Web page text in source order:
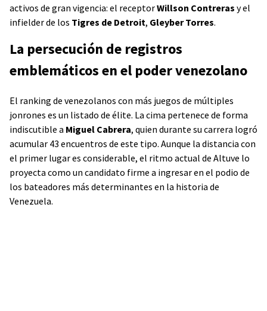
activos de gran vigencia: el receptorWillson Contreras y el
infielder de los Tigres de Detroit, Gleyber Torres.
La persecución de registros
emblemáticos en el poder venezolano
El ranking de venezolanos con más juegos de múltiples
jonrones es un listado de élite. La cima pertenece de forma
indiscutible a Miguel Cabrera, quien durante su carrera logró
acumular 43 encuentros de este tipo. Aunque la distancia con
el primer lugar es considerable, el ritmo actual de Altuve lo
proyecta como un candidato firme a ingresar en el podio de
los bateadores más determinantes en la historia de
Venezuela.